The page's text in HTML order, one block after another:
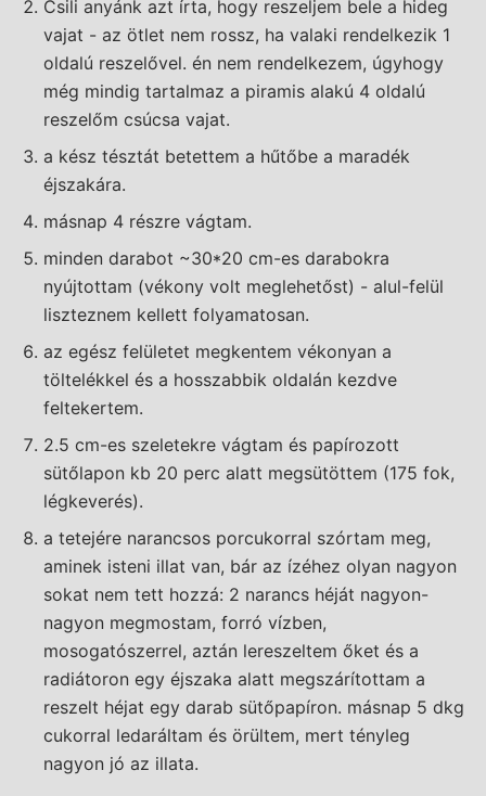
Csili anyánk azt írta, hogy reszeljem bele a hideg
vajat - az ötlet nem rossz, ha valaki rendelkezik 1
oldalú reszelővel. én nem rendelkezem, úgyhogy
még mindig tartalmaz a piramis alakú 4 oldalú
reszelőm csúcsa vajat.
a kész tésztát betettem a hűtőbe a maradék
éjszakára.
másnap 4 részre vágtam.
minden darabot ~30*20 cm-es darabokra
nyújtottam (vékony volt meglehetőst) - alul-felül
liszteznem kellett folyamatosan.
az egész felületet megkentem vékonyan a
töltelékkel és a hosszabbik oldalán kezdve
feltekertem.
2.5 cm-es szeletekre vágtam és papírozott
sütőlapon kb 20 perc alatt megsütöttem (175 fok,
légkeverés).
a tetejére narancsos porcukorral szórtam meg,
aminek isteni illat van, bár az ízéhez olyan nagyon
sokat nem tett hozzá: 2 narancs héját nagyon-
nagyon megmostam, forró vízben,
mosogatószerrel, aztán lereszeltem őket és a
radiátoron egy éjszaka alatt megszárítottam a
reszelt héjat egy darab sütőpapíron. másnap 5 dkg
cukorral ledaráltam és örültem, mert tényleg
nagyon jó az illata.